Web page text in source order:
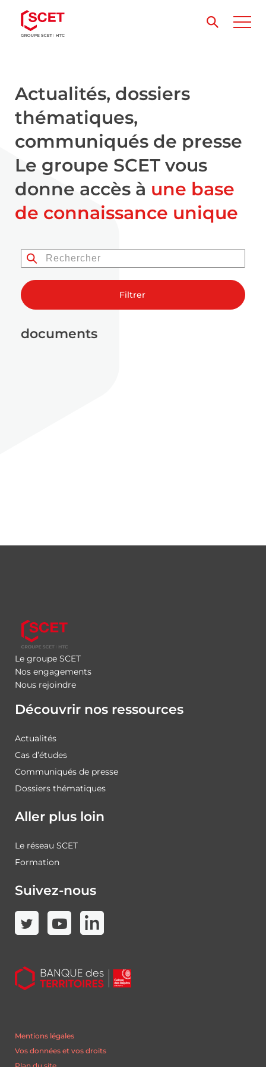
Actualités, dossiers
thématiques,
communiqués de presse
Le groupe SCET vous
donne accès à une base
de connaissance unique
Filtrer
documents
Le groupe SCET
Nos engagements
Nous rejoindre
Découvrir nos ressources
Actualités
Cas d’études
Communiqués de presse
Dossiers thématiques
Aller plus loin
Le réseau SCET
Formation
Suivez-nous
Mentions légales
Vos données et vos droits